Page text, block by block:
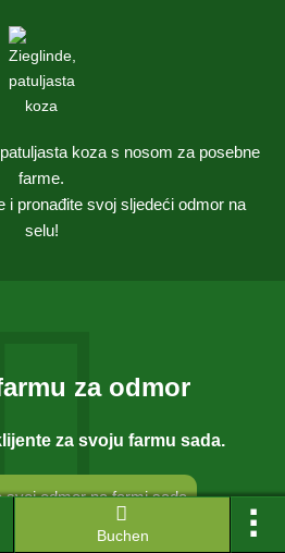
Buchen
koza s nosom za posebne
farme.
i pronađite svoj sljedeći odmor na
selu!
za odmor
za svoju farmu sada.
odmor na farmi sada